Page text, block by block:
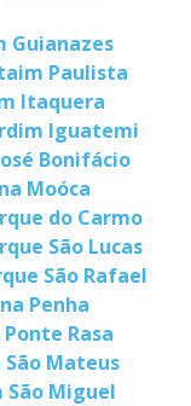
Guianazes
Paulista
Itaquera
Iguatemi
Bonifácio
Moóca
do Carmo
São Lucas
São Rafael
Penha
Rasa
Mateus
São Miguel